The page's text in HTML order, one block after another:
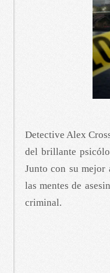
Detective Alex
del brillante
Junto con su mejor
las mentes de
criminal.